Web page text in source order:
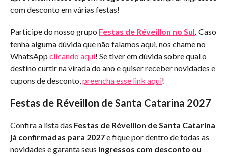
com desconto em várias festas!
Participe do nosso grupo Festas de Réveillon no Sul. Caso
tenha alguma dúvida que não falamos aqui, nos chame no
WhatsApp clicando aqui! Se tiver em dúvida sobre qual o
destino curtir na virada do ano e quiser receber novidades e
cupons de desconto,preencha esse link aqui!
Festas de Réveillon de Santa Catarina 2027
Confira a lista das Festas de Réveillon de Santa Catarina
já confirmadas para 2027e fique por dentro de todas as
novidades e garanta seus ingressos com desconto ou